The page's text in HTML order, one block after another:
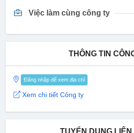
Việc làm cùng công ty
THÔNG TIN
Đăng nhập để xem địa chỉ
Xem chi tiết Công ty